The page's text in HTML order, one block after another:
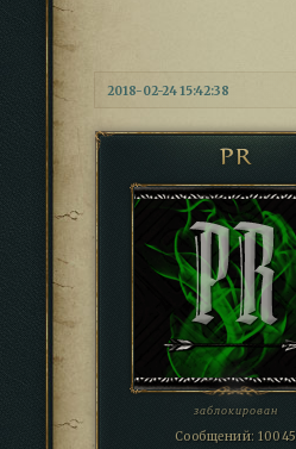
2018-02-24 15:42:38
PR
заблокирован
Сообщений: 10045